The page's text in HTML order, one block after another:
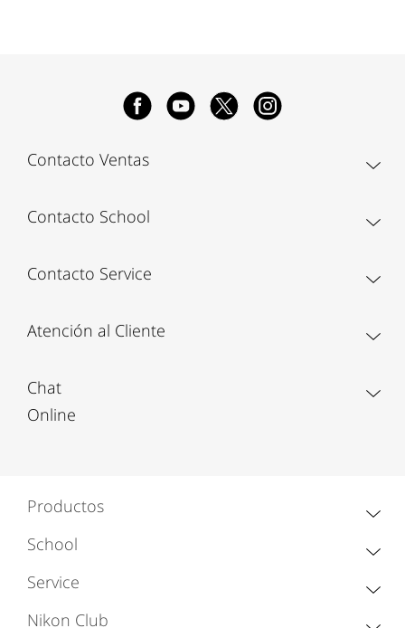
Contacto Ventas
Contacto School
Contacto Service
Atención al Cliente
Chat
Online
Productos
School
Service
Nikon Club